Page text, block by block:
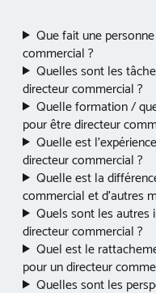
Que fait une
commercial ?
Quelles sont les
directeur commercial ?
Quelle formation /
pour être directeur
Quelle est
directeur commercial ?
Quelle est la
commercial et d’autres
Quels sont les
directeur commercial ?
Quel est le
pour un directeur
Quelles sont les